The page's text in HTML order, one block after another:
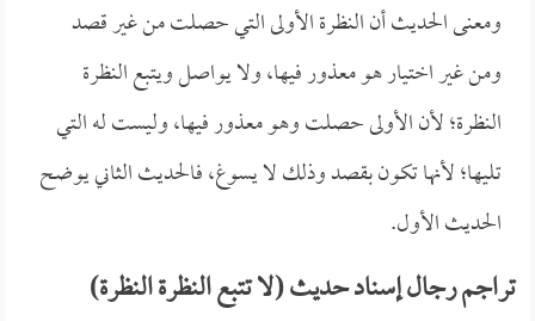
ومعنى الحديث أن النظرة الأولى التي حصلت من غير قصد
ومن غير اختيار هو معذور فيها، ولا يواصل ويتبع النظرة
النظرة؛ لأن الأولى حصلت وهو معذور فيها، وليست له التي
تليها؛ لأنها تكون بقصد وذلك لا يسوغ، فالحديث الثاني يوضح
الحديث الأول.
تراجم رجال إسناد حديث (لا تتبع النظرة النظرة)